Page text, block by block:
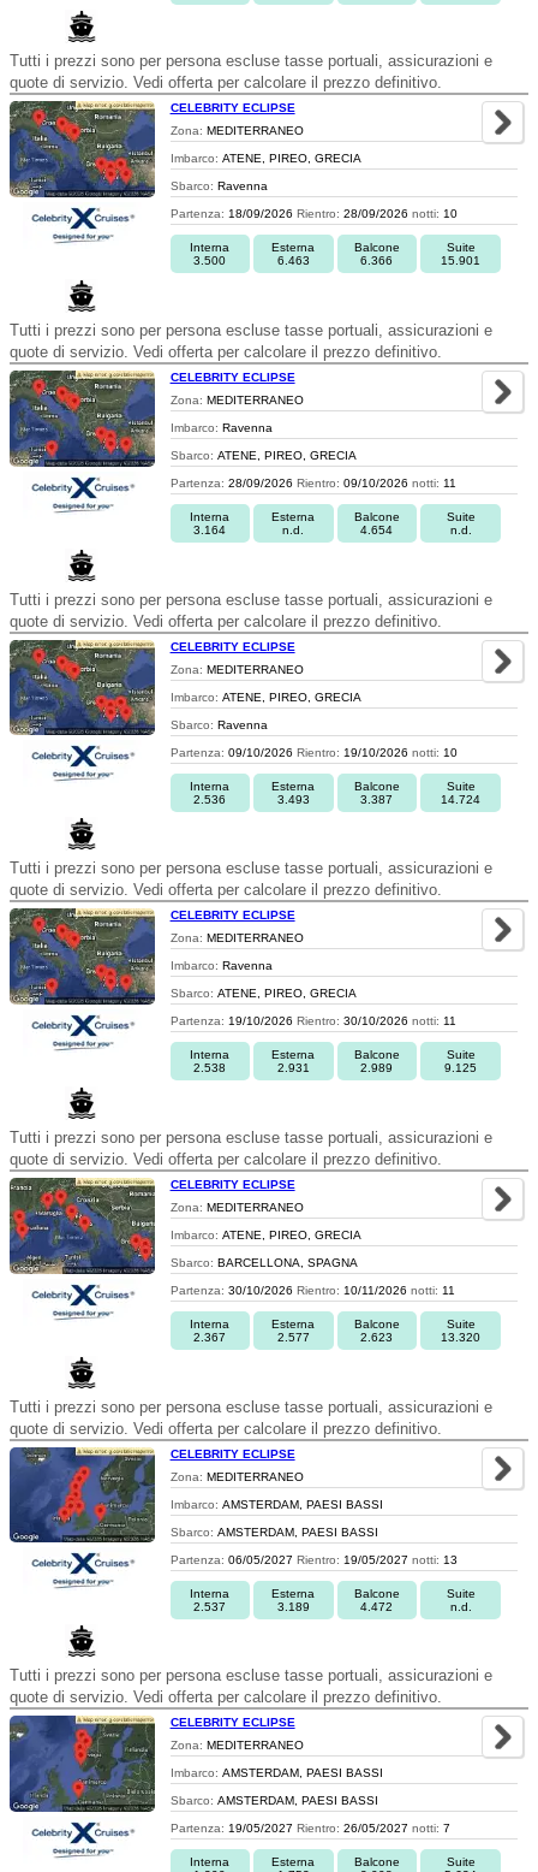
Tutti i prezzi sono per persona escluse tasse portuali, assicurazioni e
quote di servizio. Vedi offerta per calcolare il prezzo definitivo.
CELEBRITY ECLIPSE
Zona: MEDITERRANEO
Imbarco: ATENE, PIREO, GRECIA
Sbarco: Ravenna
Partenza: 18/09/2026 Rientro: 28/09/2026 notti: 10
Interna
3.500
Esterna
6.463
Balcone
6.366
Suite
15.901
Tutti i prezzi sono per persona escluse tasse portuali, assicurazioni e
quote di servizio. Vedi offerta per calcolare il prezzo definitivo.
CELEBRITY ECLIPSE
Zona: MEDITERRANEO
Imbarco: Ravenna
Sbarco: ATENE, PIREO, GRECIA
Partenza: 28/09/2026 Rientro: 09/10/2026 notti: 11
Interna
3.164
Esterna
n.d.
Balcone
4.654
Suite
n.d.
Tutti i prezzi sono per persona escluse tasse portuali, assicurazioni e
quote di servizio. Vedi offerta per calcolare il prezzo definitivo.
CELEBRITY ECLIPSE
Zona: MEDITERRANEO
Imbarco: ATENE, PIREO, GRECIA
Sbarco: Ravenna
Partenza: 09/10/2026 Rientro: 19/10/2026 notti: 10
Interna
2.536
Esterna
3.493
Balcone
3.387
Suite
14.724
Tutti i prezzi sono per persona escluse tasse portuali, assicurazioni e
quote di servizio. Vedi offerta per calcolare il prezzo definitivo.
CELEBRITY ECLIPSE
Zona: MEDITERRANEO
Imbarco: Ravenna
Sbarco: ATENE, PIREO, GRECIA
Partenza: 19/10/2026 Rientro: 30/10/2026 notti: 11
Interna
2.538
Esterna
2.931
Balcone
2.989
Suite
9.125
Tutti i prezzi sono per persona escluse tasse portuali, assicurazioni e
quote di servizio. Vedi offerta per calcolare il prezzo definitivo.
CELEBRITY ECLIPSE
Zona: MEDITERRANEO
Imbarco: ATENE, PIREO, GRECIA
Sbarco: BARCELLONA, SPAGNA
Partenza: 30/10/2026 Rientro: 10/11/2026 notti: 11
Interna
2.367
Esterna
2.577
Balcone
2.623
Suite
13.320
Tutti i prezzi sono per persona escluse tasse portuali, assicurazioni e
quote di servizio. Vedi offerta per calcolare il prezzo definitivo.
CELEBRITY ECLIPSE
Zona: MEDITERRANEO
Imbarco: AMSTERDAM, PAESI BASSI
Sbarco: AMSTERDAM, PAESI BASSI
Partenza: 06/05/2027 Rientro: 19/05/2027 notti: 13
Interna
2.537
Esterna
3.189
Balcone
4.472
Suite
n.d.
Tutti i prezzi sono per persona escluse tasse portuali, assicurazioni e
quote di servizio. Vedi offerta per calcolare il prezzo definitivo.
CELEBRITY ECLIPSE
Zona: MEDITERRANEO
Imbarco: AMSTERDAM, PAESI BASSI
Sbarco: AMSTERDAM, PAESI BASSI
Partenza: 19/05/2027 Rientro: 26/05/2027 notti: 7
Interna
Esterna
Balcone
Suite